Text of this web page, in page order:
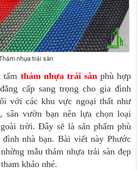
nhựa trải sàn
tấm thảm nhựa trải sànphù hợp
cấp sang trọng cho gia đình
với các khu vực ngoại thất như
sân vườn bạn nên lựa chọn loại
trời. Đây sẽ là sản phẩm phù
nhà bạn. Bài viết này Phước
mẫu thảm nhựa trải sàn đẹp
khảo nhé.